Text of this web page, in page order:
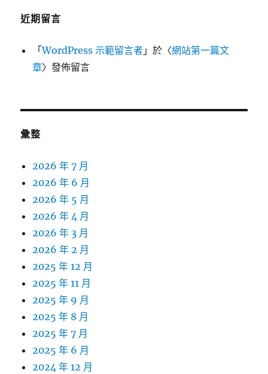
近期留言
「WordPress 示範留言者 」於〈網站第一篇文
章〉發佈留言
彙整
2026 年 7 月
2026 年 6 月
2026 年 5 月
2026 年 4 月
2026 年 3 月
2026 年 2 月
2025 年 12 月
2025 年 11 月
2025 年 9 月
2025 年 8 月
2025 年 7 月
2025 年 6 月
2024 年 12 月